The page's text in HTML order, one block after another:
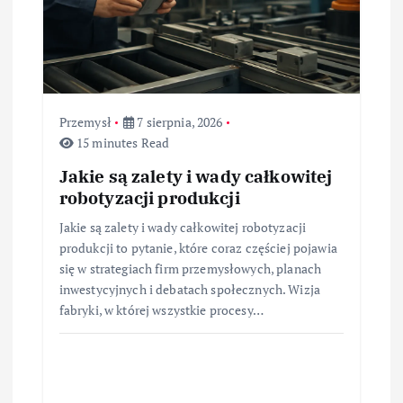
Przemysł
7 sierpnia, 2026
15 minutes Read
Jakie są zalety i wady całkowitej
robotyzacji produkcji
Jakie są zalety i wady całkowitej robotyzacji
produkcji to pytanie, które coraz częściej pojawia
się w strategiach firm przemysłowych, planach
inwestycyjnych i debatach społecznych. Wizja
fabryki, w której wszystkie procesy…